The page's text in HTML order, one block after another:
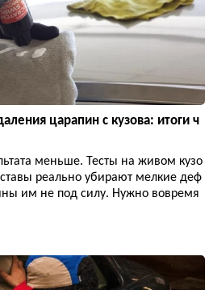
царапин с кузова: итоги ч
меньше. Тесты на живом кузо
реально убирают мелкие деф
им не под силу. Нужно вовремя